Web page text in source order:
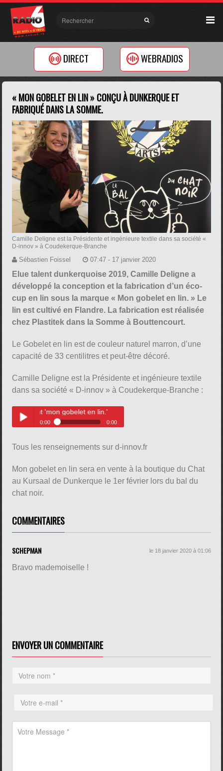
DIRECT WEBRADIOS
« MON GOBELET EN LIN » CONÇU À DUNKERQUE ET
FABRIQUÉ DANS LA SOMME.
Camille Deligne est la Présidente et ingénieure textile dans sa société «
D-innov » à Coudekerque-Branche
Sébastien Foissel 07:47 - 17 janvier 2020
Elue talent dunkerquoise 2019, Camille Deligne a
développé la conception et la fabrication d’un éco-
cup en lin sous la marque « Mon gobelet en lin. » Le
lin est cultivé en Flandre. La fabrication est réalisée
chez Plastitek dans la Somme à Bouttencourt.
Le Gobelet en lin est de couleur naturel marron, d’une
capacité de 33 centilitres et peut-être décoré.
Camille Deligne est la Présidente et ingénieure textile
dans sa société « D-innov » à Coudekerque-Branche :
Play /
pause
'mon gobelet en lin.'
0:00 0:00
'mon gobelet en lin.'
Tous les renseignements sur d-innov.fr
Mon gobelet en lin sera en vente à la boutique du Chat
au Kursaal de Dunkerque le 1er février lors du bal du
chat noir.
COMMENTAIRES
SCHEPMAN le 18 janvier 2020 à 01:06
Bravo mademoiselle !
ENVOYER UN COMMENTAIRE